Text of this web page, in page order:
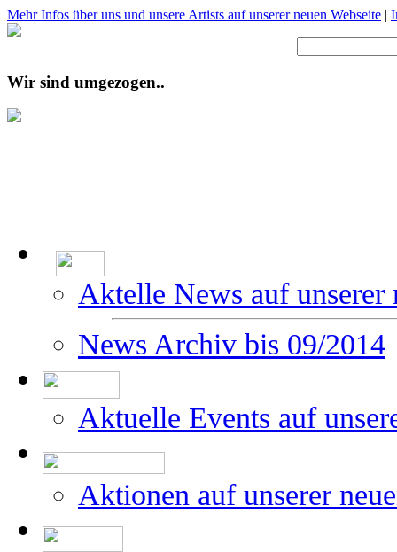
Mehr Infos über uns und unsere Artists auf unserer neuen Webseite |
Wir sind umgezogen..
Aktelle News auf unserer
News Archiv bis 09/2014
Aktuelle Events auf
Aktionen auf unserer